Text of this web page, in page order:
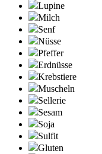
Lupine
Milch
Senf
Nüsse
Pfeffer
Erdnüsse
Krebstiere
Muscheln
Sellerie
Sesam
Soja
Sulfit
Gluten